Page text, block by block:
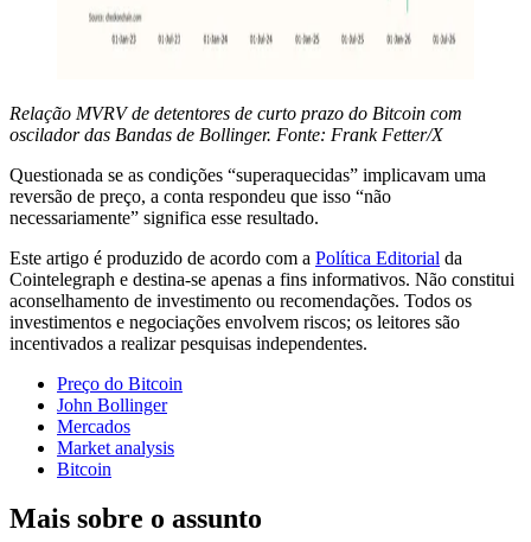
Relação MVRV de detentores de curto prazo do Bitcoin com
oscilador das Bandas de Bollinger. Fonte: Frank Fetter/X
Questionada se as condições “superaquecidas” implicavam uma
reversão de preço, a conta respondeu que isso “não
necessariamente” significa esse resultado.
Este artigo é produzido de acordo com a Política Editorial da
Cointelegraph e destina-se apenas a fins informativos. Não constitui
aconselhamento de investimento ou recomendações. Todos os
investimentos e negociações envolvem riscos; os leitores são
incentivados a realizar pesquisas independentes.
Preço do Bitcoin
John Bollinger
Mercados
Market analysis
Bitcoin
Mais sobre o assunto